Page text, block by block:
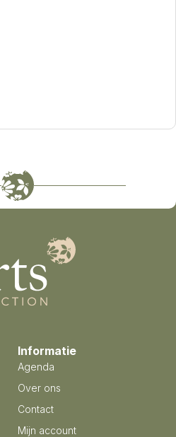
Informatie
Agenda
Over ons
Contact
Mijn account